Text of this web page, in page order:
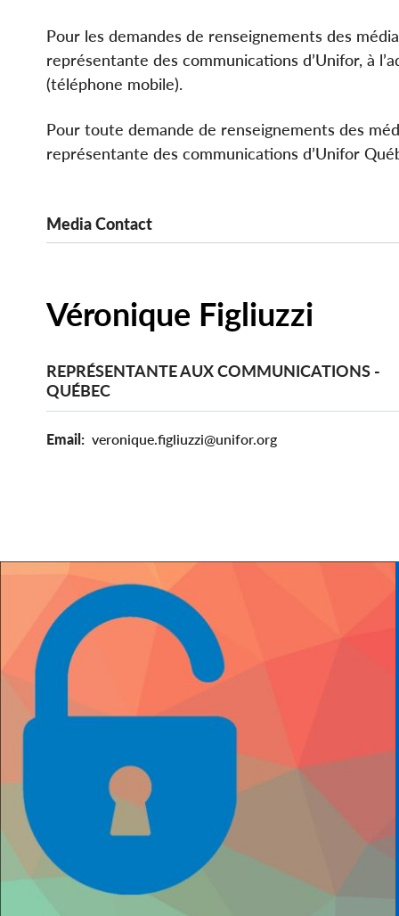
Pour les demandes de renseignements des
représentante des communications d’Unifor, à
(téléphone mobile).
Pour toute demande de renseignements des
représentante des communications d’Unifor
Media Contact
Véronique Figliuzzi
REPRÉSENTANTE AUX COMMUNICATIONS -
QUÉBEC
Email veronique.figliuzzi@unifor.org